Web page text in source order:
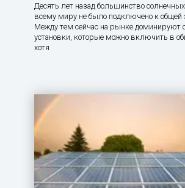
Десять лет назад большинство
всему миру не было подключено к общей
Между тем сейчас на рынке доминируют
установки, которые можно включить в
хотя